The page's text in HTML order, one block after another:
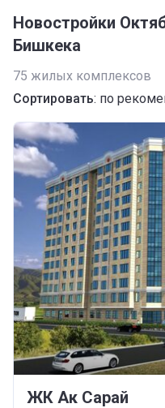
Новостройки
Бишкека
75 жилых комплексов
Сортировать: по
ЖК Ак Сарай